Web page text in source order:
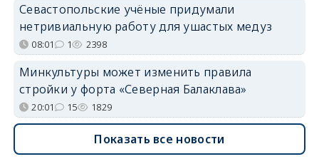
Севастопольские учёные придумали
нетривиальную работу для ушастых медуз
08:01 1 2398
Минкультуры может изменить правила
стройки у форта «Северная Балаклава»
20:01 15 1829
Показать все новости